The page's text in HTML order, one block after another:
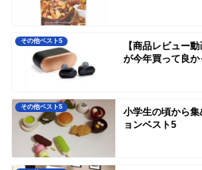
その他ベスト5
【商品レビュー
が今年買って良
その他ベスト5
小学生の頃から
ョンベスト5